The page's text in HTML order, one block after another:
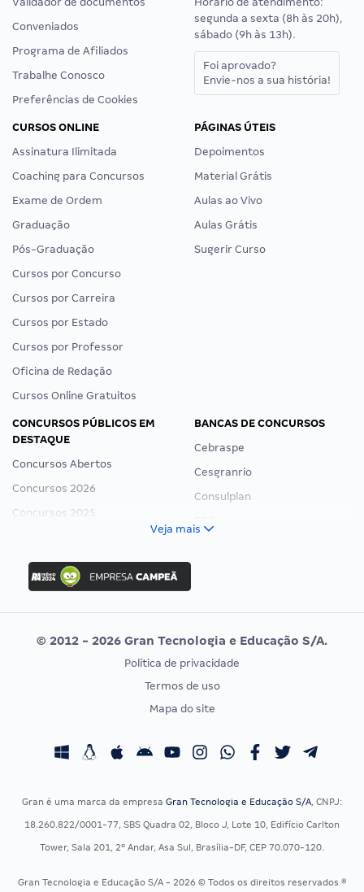
Conveniados
Programa de Afiliados
Trabalhe Conosco
Preferências de Cookies
segunda a sexta (8h às 20h),
sábado (9h às 13h).
Foi aprovado?
Envie-nos a sua história!
CURSOS ONLINE
Assinatura Ilimitada
Coaching para Concursos
Exame de Ordem
Graduação
Pós-Graduação
Cursos por Concurso
Cursos por Carreira
Cursos por Estado
Cursos por Professor
Oficina de Redação
Cursos Online Gratuitos
PÁGINAS ÚTEIS
Depoimentos
Material Grátis
Aulas ao Vivo
Aulas Grátis
Sugerir Curso
CONCURSOS PÚBLICOS EM
DESTAQUE
Concursos Abertos
Concursos 2026
Concursos 2025
Concurso Ibama
Concurso MPU
Editais publicados
BANCAS DE CONCURSOS
Cebraspe
Cesgranrio
Consulplan
Vunesp
CONCURSOS POR PROFISSÃO
Concursos Fiscais
Concursos Saúde
EXAME DE ORDEM
Calendário OAB
Veja mais
© 2012 - 2026 Gran Tecnologia e Educação S/A.
Política de privacidade
Termos de uso
Mapa do site
Gran é uma marca da empresa Gran Tecnologia e Educação S/A, CNPJ:
18.260.822/0001-77, SBS Quadra 02, Bloco J, Lote 10, Edifício Carlton
Tower, Sala 201, 2º Andar, Asa Sul, Brasília-DF, CEP 70.070-120.
Gran Tecnologia e Educação S/A - 2026 © Todos os direitos reservados ®